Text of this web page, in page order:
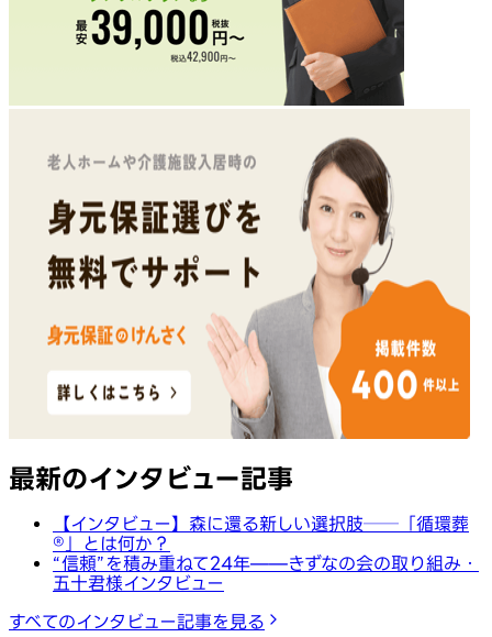
最新のインタビュー記事
【インタビュー】森に還る新しい選択肢──「循環葬
®︎」とは何か？
“信頼”を積み重ねて24年——きずなの会の取り組み・
五十君様インタビュー
すべてのインタビュー記事を見る